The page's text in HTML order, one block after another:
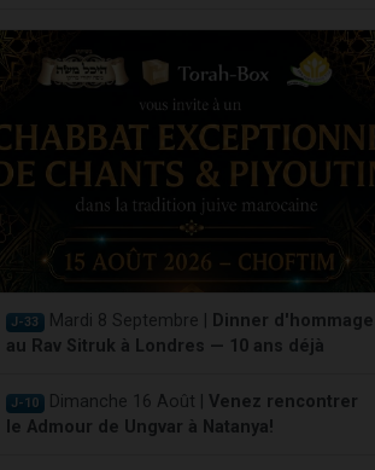
J-33 Mardi 8 Septembre |
Dinner d'hommage
au Rav Sitruk à Londres — 10 ans déjà
J-10 Dimanche 16 Août | Venez rencontrer
le Admour de Ungvar à Natanya!